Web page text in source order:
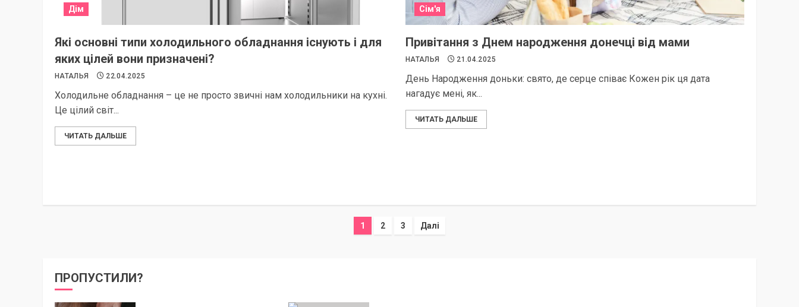
Дім
Які основні типи холодильного обладнання існують і для
яких цілей вони призначені?
НАТАЛЬЯ 22.04.2025
Холодильне обладнання – це не просто звичні нам холодильники на кухні.
Це цілий світ...
ЧИТАТЬ ДАЛЬШЕ
Сім'я
Привітання з Днем народження донечці від мами
НАТАЛЬЯ 21.04.2025
День Народження доньки: свято, де серце співає Кожен рік ця дата
нагадує мені, як...
ЧИТАТЬ ДАЛЬШЕ
Пагінація
1 2 3 Далі
ПРОПУСТИЛИ?